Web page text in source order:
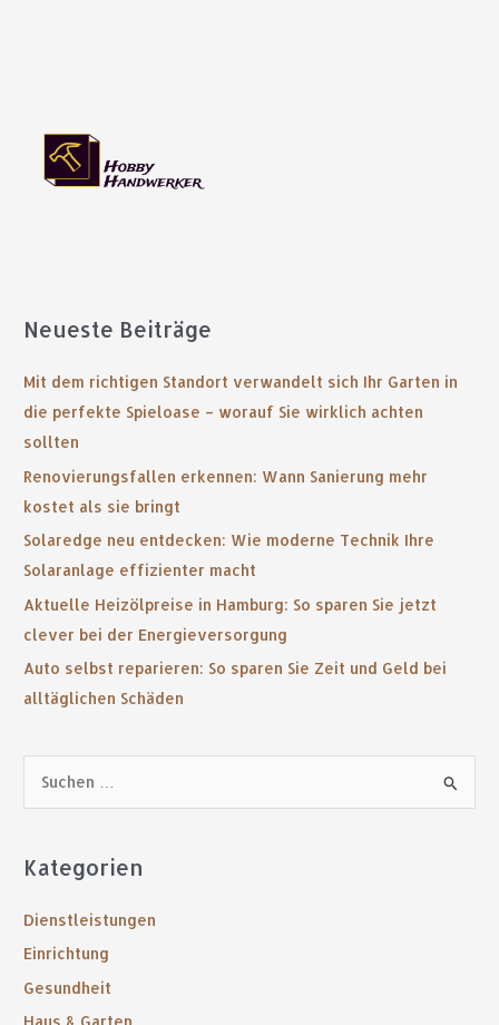
Neueste Beiträge
Mit dem richtigen Standort verwandelt sich Ihr Garten in
die perfekte Spieloase – worauf Sie wirklich achten
sollten
Renovierungsfallen erkennen: Wann Sanierung mehr
kostet als sie bringt
Solaredge neu entdecken: Wie moderne Technik Ihre
Solaranlage effizienter macht
Aktuelle Heizölpreise in Hamburg: So sparen Sie jetzt
clever bei der Energieversorgung
Auto selbst reparieren: So sparen Sie Zeit und Geld bei
alltäglichen Schäden
h
a
Kategorien
Dienstleistungen
Einrichtung
Gesundheit
Haus & Garten